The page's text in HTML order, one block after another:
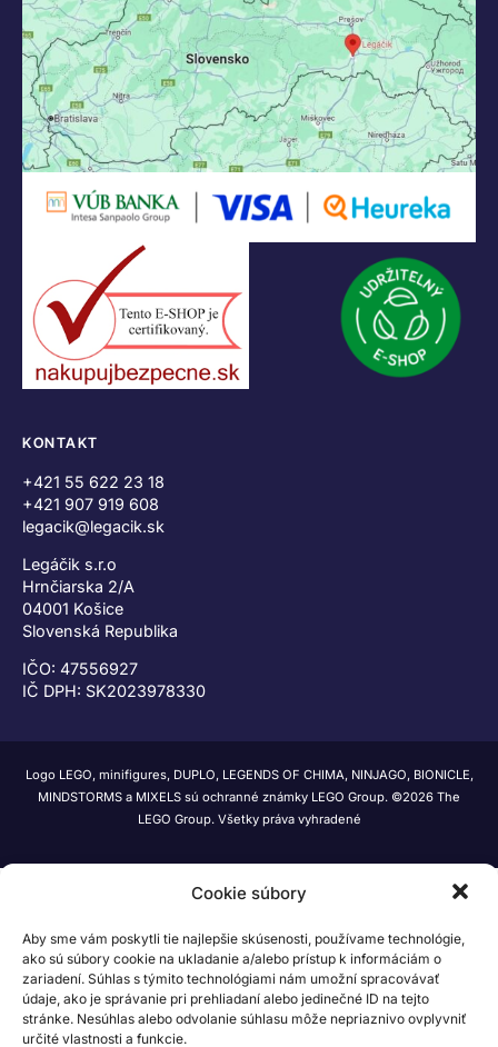
Cookie súbory
Aby sme vám poskytli tie najlepšie skúsenosti, používame technológie,
ako sú súbory cookie na ukladanie a/alebo prístup k informáciám o
zariadení. Súhlas s týmito technológiami nám umožní spracovávať
údaje, ako je správanie pri prehliadaní alebo jedinečné ID na tejto
stránke. Nesúhlas alebo odvolanie súhlasu môže nepriaznivo ovplyvniť
určité vlastnosti a funkcie.
KONTAKT
+421 55 622 23 18
+421 907 919 608
legacik@legacik.sk
Legáčik s.r.o
Hrnčiarska 2/A
04001 Košice
Slovenská Republika
IČO: 47556927
IČ DPH: SK2023978330
Logo LEGO, minifigures, DUPLO, LEGENDS OF CHIMA, NINJAGO, BIONICLE,
MINDSTORMS a MIXELS sú ochranné známky LEGO Group. ©2026 The
LEGO Group. Všetky práva vyhradené